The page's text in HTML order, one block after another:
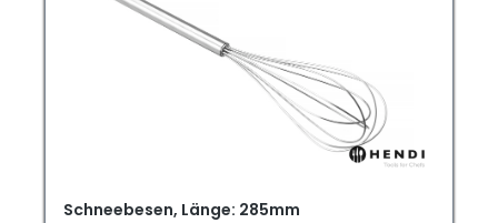
Schneebesen, Länge: 285mm